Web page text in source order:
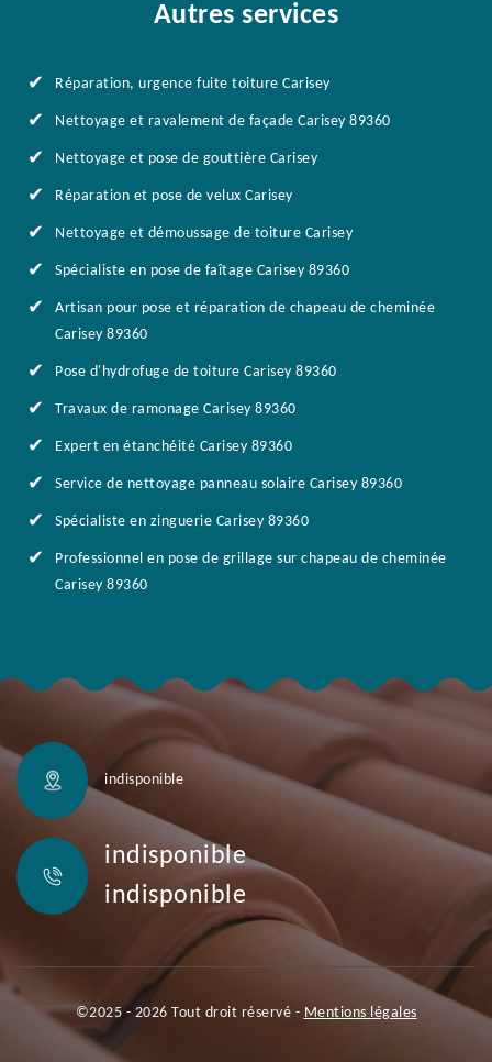
Autres services
Réparation, urgence fuite toiture Carisey
Nettoyage et ravalement de façade Carisey 89360
Nettoyage et pose de gouttière Carisey
Réparation et pose de velux Carisey
Nettoyage et démoussage de toiture Carisey
Spécialiste en pose de faîtage Carisey 89360
Artisan pour pose et réparation de chapeau de cheminée
Carisey 89360
Pose d'hydrofuge de toiture Carisey 89360
Travaux de ramonage Carisey 89360
Expert en étanchéité Carisey 89360
Service de nettoyage panneau solaire Carisey 89360
Spécialiste en zinguerie Carisey 89360
Professionnel en pose de grillage sur chapeau de cheminée
Carisey 89360
indisponible
indisponible
indisponible
©2025 - 2026 Tout droit réservé - Mentions légales